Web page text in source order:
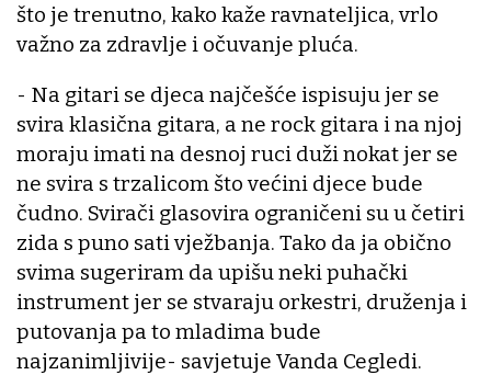
što je trenutno, kako kaže ravnateljica, vrlo
važno za zdravlje i očuvanje pluća.
- Na gitari se djeca najčešće ispisuju jer se
svira klasična gitara, a ne rock gitara i na njoj
moraju imati na desnoj ruci duži nokat jer se
ne svira s trzalicom što većini djece bude
čudno. Svirači glasovira ograničeni su u četiri
zida s puno sati vježbanja. Tako da ja obično
svima sugeriram da upišu neki puhački
instrument jer se stvaraju orkestri, druženja i
putovanja pa to mladima bude
najzanimljivije- savjetuje Vanda Cegledi.